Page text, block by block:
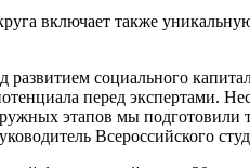
включает также
развитием социального
перед экспертами.
этапов мы подготовили
Всероссийского